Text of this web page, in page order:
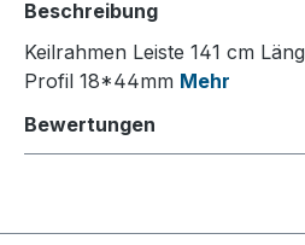
Beschreibung
Keilrahmen Leiste 141 cm
Profil 18*44mm Mehr
Bewertungen